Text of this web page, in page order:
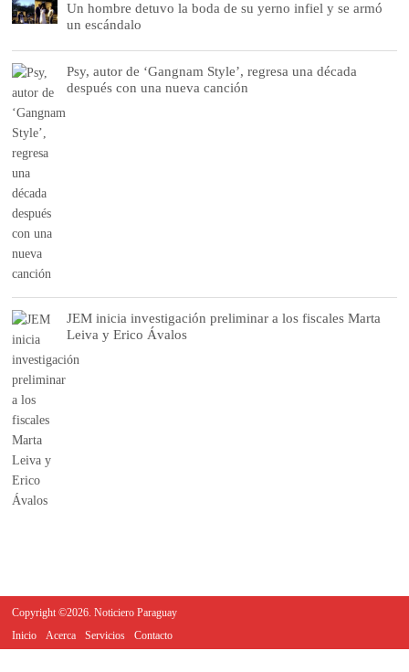
Un hombre detuvo la boda de su yerno infiel y se armó
un escándalo
Psy, autor de ‘Gangnam Style’, regresa una década
después con una nueva canción
JEM inicia investigación preliminar a los fiscales Marta
Leiva y Erico Ávalos
Copyright ©2026. Noticiero Paraguay
Inicio
Acerca Servicios Contacto